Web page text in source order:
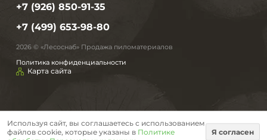
+7 (926) 850-91-35
+7 (499) 653-98-80
2026 © «Лесоснаб» Продажа пиломатериалов
Политика конфиденциальности
Карта сайта
Используя сайт, вы соглашаетесь с использованием
файлов cookie, которые указаны в Политике
Я согласен